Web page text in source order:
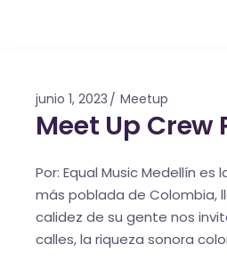
junio 1, 2023 Meetup
Meet Up Crew
Por: Equal Music Medellín es
más poblada de Colombia,
calidez de su gente nos
calles, la riqueza sonora